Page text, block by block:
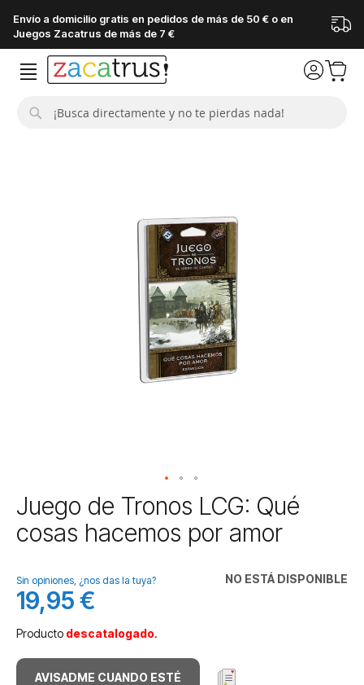
Envío a domicilio gratis en pedidos de más de 50 € o en
Juegos Zacatrus de más de 7 €
Saltar
al
comienzo
galería
de
imágenes
Juego de Tronos LCG: Qué
cosas hacemos por amor
NO ESTÁ DISPONIBLE
Sin opiniones, ¿nos das la tuya?
19,95 €
Producto descatalogado.
AVISADME CUANDO ESTÉ